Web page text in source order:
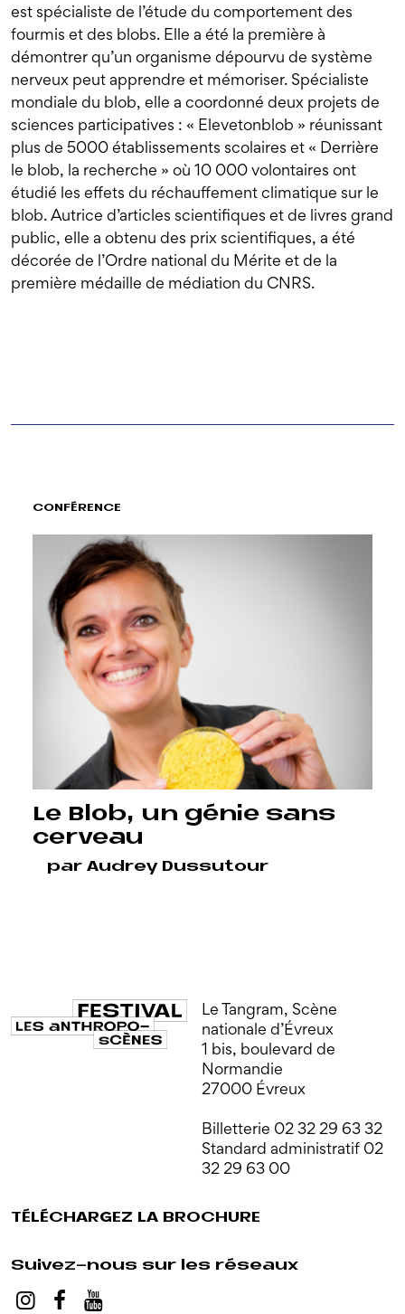
est spécialiste de l’étude du comportement des
fourmis et des blobs. Elle a été la première à
démontrer qu’un organisme dépourvu de système
nerveux peut apprendre et mémoriser. Spécialiste
mondiale du blob, elle a coordonné deux projets de
sciences participatives : « Elevetonblob » réunissant
plus de 5000 établissements scolaires et « Derrière
le blob, la recherche » où 10 000 volontaires ont
étudié les effets du réchauffement climatique sur le
blob. Autrice d’articles scientifiques et de livres grand
public, elle a obtenu des prix scientifiques, a été
décorée de l’Ordre national du Mérite et de la
première médaille de médiation du CNRS.
CONFÉRENCE
Le Blob, un génie sans
cerveau
par Audrey Dussutour
Le Tangram, Scène
nationale d’Évreux
1 bis, boulevard de
Normandie
27000 Évreux
Billetterie 02 32 29 63 32
Standard administratif 02
32 29 63 00
TÉLÉCHARGEZ LA BROCHURE
Suivez-nous sur les réseaux